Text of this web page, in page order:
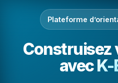
Plateforme
Construisez
avecK-